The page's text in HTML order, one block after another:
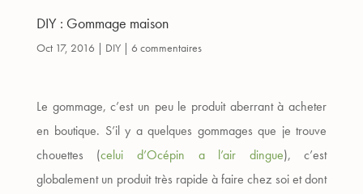
DIY : Gommage maison
Oct 17, 2016 | DIY| 6 commentaires
Le gommage, c’est un peu le produit aberrant à acheter
en boutique. S’il y a quelques gommages que je trouve
chouettes (celui d’Océpin a l’air dingue), c’est
globalement un produit très rapide à faire chez soi et dont